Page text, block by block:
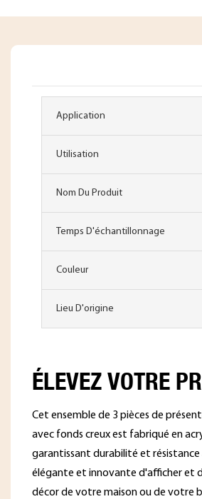
Application
Utilisation
Nom Du Produit
Temps D'échantillonnage
Couleur
Lieu D'origine
ÉLEVEZ VOTRE
Cet ensemble de 3 pièces de
avec fonds creux est fabriqué en
garantissant durabilité et
élégante et innovante d'afficher et
décor de votre maison ou de votre